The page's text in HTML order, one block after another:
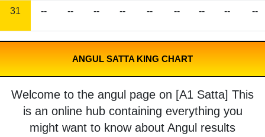
31 -- -- -- -- -- -- -- -- --
ANGUL SATTA KING CHART
Welcome to the angul page on [A1 Satta] This
is an online hub containing everything you
might want to know about Angul results